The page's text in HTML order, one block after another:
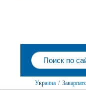
Украина /